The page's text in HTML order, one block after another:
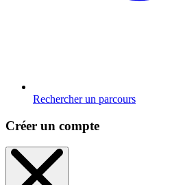
Rechercher un parcours
Créer un compte